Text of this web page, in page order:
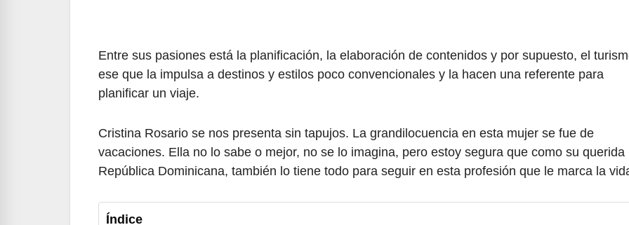
Entre sus pasiones está la planificación, la elaboración de contenidos y por supuesto, el
ese que la impulsa a destinos y estilos poco convencionales y la hacen una referente para
planificar un viaje.
Cristina Rosario se nos presenta sin tapujos. La grandilocuencia en esta mujer se fue de
vacaciones. Ella no lo sabe o mejor, no se lo imagina, pero estoy segura que como su querida
República Dominicana, también lo tiene todo para seguir en esta profesión que le marca la
Índice